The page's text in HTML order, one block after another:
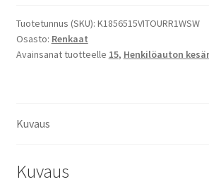
Galaxy
R1
Valkosivu
Tuotetunnus (SKU): K1856515VITOURR1WSW
Osasto: Renkaat
Avainsanat tuotteelle 15, Henkilöauton
Kuvaus
Kuvaus